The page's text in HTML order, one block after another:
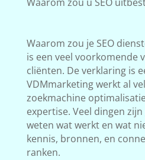
Waarom zou je SEO
is een veel voorkomende
cliënten. De verklaring is
VDMmarketing werkt al
zoekmachine
expertise. Veel dingen
weten wat werkt en wat
kennis, bronnen, en
ranken.